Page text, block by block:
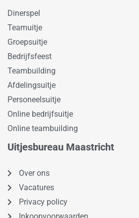
Dinerspel
Teamuitje
Groepsuitje
Bedrijfsfeest
Teambuilding
Afdelingsuitje
Personeelsuitje
Online bedrijfsuitje
Online teambuilding
Uitjesbureau Maastricht
Over ons
Vacatures
Privacy policy